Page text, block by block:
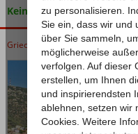
Keine versteckten Kosten
Home
Griechenland Lesbos Lesbos